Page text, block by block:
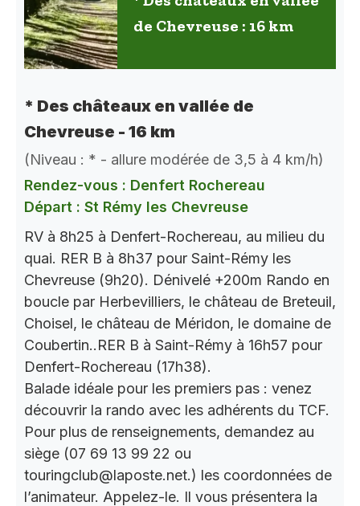
de Chevreuse : 16 km
* Des châteaux en vallée de
Chevreuse - 16 km
(Niveau : * - allure modérée de 3,5 à 4 km/h)
Rendez-vous : Denfert Rochereau
Départ : St Rémy les Chevreuse
RV à 8h25 à Denfert-Rochereau, au milieu du
quai. RER B à 8h37 pour Saint-Rémy les
Chevreuse (9h20). Dénivelé +200m Rando en
boucle par Herbevilliers, le château de Breteuil,
Choisel, le château de Méridon, le domaine de
Coubertin..RER B à Saint-Rémy à 16h57 pour
Denfert-Rochereau (17h38).
Balade idéale pour les premiers pas : venez
découvrir la rando avec les adhérents du TCF.
Pour plus de renseignements, demandez au
siège (07 69 13 99 22 ou
touringclub@laposte.net.) les coordonnées de
l’animateur. Appelez-le. Il vous présentera la